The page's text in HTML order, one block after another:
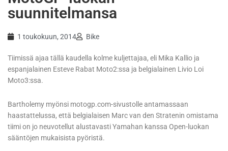
suunnitelmansa
1 toukokuun, 2014 Bike
Tiimissä ajaa tällä kaudella kolme kuljettajaa, eli Mika Kallio ja
espanjalainen Esteve Rabat Moto2:ssa ja belgialainen Livio Loi
Moto3:ssa.
Bartholemy myönsi motogp.com-sivustolle antamassaan
haastattelussa, että belgialaisen Marc van den Stratenin omistama
tiimi on jo neuvotellut alustavasti Yamahan kanssa Open-luokan
sääntöjen mukaisista pyöristä.